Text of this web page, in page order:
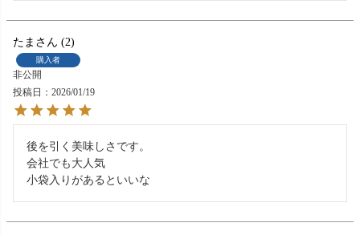
たま 2
購入者
非公開
投稿日
2026/01/19
後を引く美味しさです。
会社でも大人気
小袋入りがあるといいな